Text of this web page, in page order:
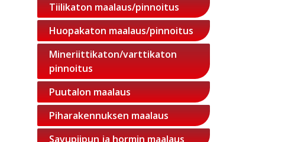
Tiilikaton maalaus/pinnoitus
Huopakaton maalaus/pinnoitus
Mineriittikaton/varttikaton
pinnoitus
Puutalon maalaus
Piharakennuksen maalaus
Savupiipun ja hormin maalaus